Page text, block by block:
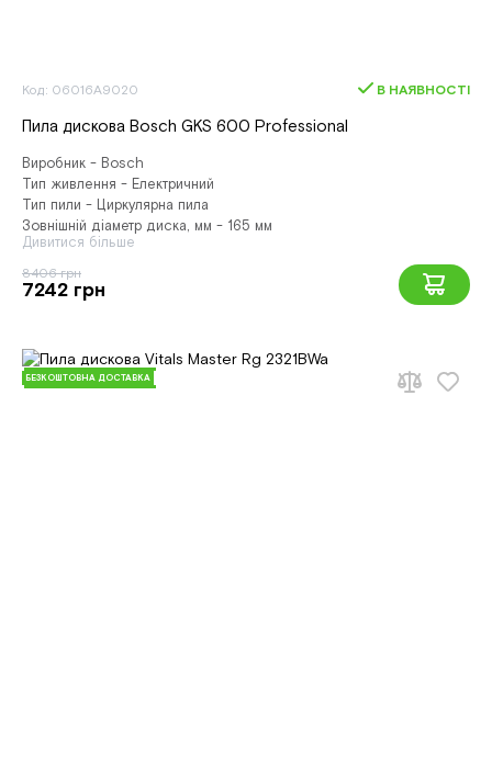
Код: 06016A9020 В НАЯВНОСТІ
Пила дискова Bosch GKS 600 Professional
Виробник - Bosch
Тип живлення - Електричний
Тип пили - Циркулярна пила
Зовнішній діаметр диска, мм - 165 мм
Дивитися більше
8406 грн
7242 грн
БЕЗКОШТОВНА ДОСТАВКА